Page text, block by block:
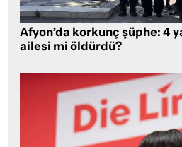
Afyon’da korkunç şüphe: 4
ailesi mi öldürdü?